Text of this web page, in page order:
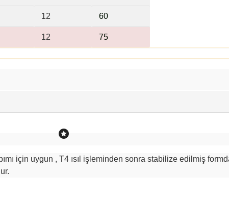
12 60
12 75
için uygun , T4 ısıl işleminden sonra stabilize edilmiş